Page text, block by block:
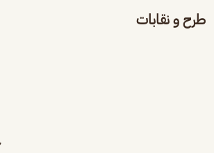
طرح و نقابات